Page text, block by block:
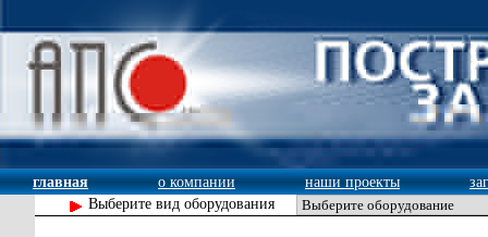
главная о компании наши проекты
Выберите вид оборудования